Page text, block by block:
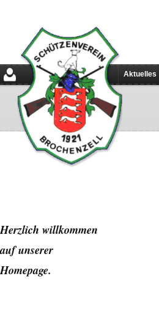
Aktuelles
Herzlich willkommen
auf unserer
Homepage.